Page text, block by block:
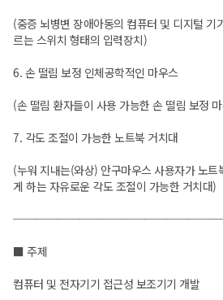
(중증 뇌병변 장애아동의 컴퓨터 및 디지털 기
르는 스위치 형태의 입력장치)
6. 손 떨림 보정 인체공학적인 마우스
(손 떨림 환자들이 사용 가능한 손 떨림 보정
7. 각도 조절이 가능한 노트북 거치대
(누워 지내는(와상) 안구마우스 사용자가 노트
게 하는 자유로운 각도 조절이 가능한 거치대)
■ 주제
컴퓨터 및 전자기기 접근성 보조기기 개발